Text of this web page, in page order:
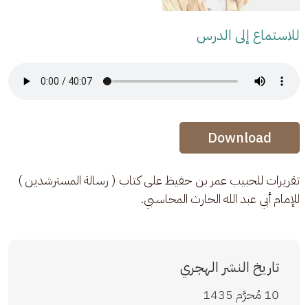
للاستماع إلى الدرس
Audio Stream
Audio Stream
Download
تقريرات للحبيب عمر بن حفيظ على كتاب ( رسالة المسترشدين )
للإمام أبي عبد الله الحارث المحاسبي.
تاريخ النشر الهجري
10 مُحرَّم 1435